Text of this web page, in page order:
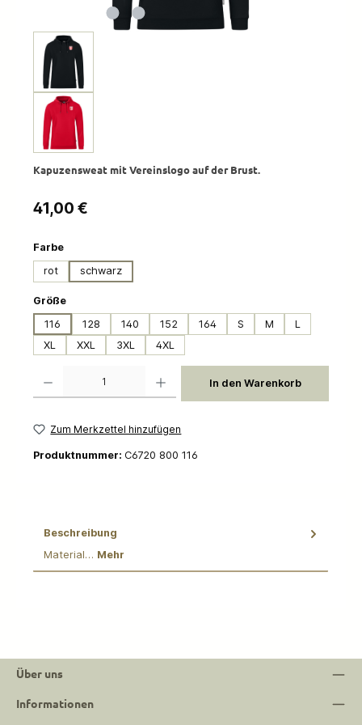
Kapuzensweat mit Vereinslogo auf der Brust.
Regulärer Preis:
41,00 €
Farbeauswählen
rot
schwarz
Größeauswählen
116
128 140 152 164 S M
L
XL
XXL 3XL 4XL
In den Warenkorb
Zum Merkzettel hinzufügen
Produktnummer: C6720 800 116
Beschreibung
Material… Mehr
Über uns
Informationen